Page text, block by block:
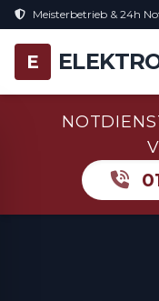
Meisterbetrieb & 24h
E